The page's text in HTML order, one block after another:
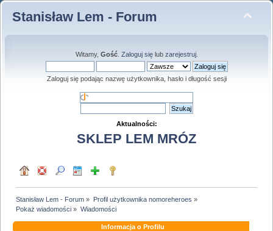
Stanisław Lem - Forum
Witamy, Gość. Zaloguj sięlub zarejestruj.
Zaloguj się podając nazwę użytkownika, hasło i długość sesji
Aktualności:
SKLEP LEM MRÓZ
Stanisław Lem - Forum » Profil użytkownika nomoreheroes »
Pokaż wiadomości » Wiadomości
Informacja o Profilu